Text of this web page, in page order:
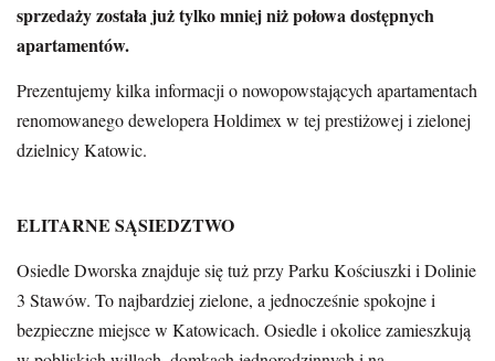
sprzedaży została już tylko mniej niż połowa dostępnych
apartamentów.
Prezentujemy kilka informacji o nowopowstających apartamentach
renomowanego dewelopera Holdimex w tej prestiżowej i zielonej
dzielnicy Katowic.
ELITARNE SĄSIEDZTWO
Osiedle Dworska znajduje się tuż przy Parku Kościuszki i Dolinie
3 Stawów. To najbardziej zielone, a jednocześnie spokojne i
bezpieczne miejsce w Katowicach. Osiedle i okolice zamieszkują